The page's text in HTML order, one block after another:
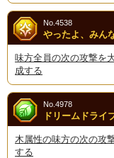
やったよ、みん
No.4538
味方全員の次の攻撃を
成する
ドリームドライ
No.4978
木属性の味方の次の攻
する